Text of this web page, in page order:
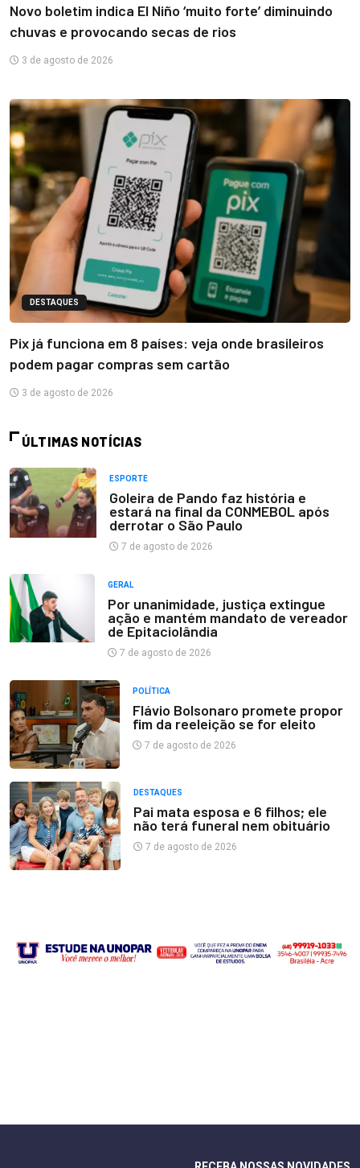
Novo boletim indica El Niño ‘muito forte’ diminuindo
chuvas e provocando secas de rios
3 de agosto de 2026
DESTAQUES
Pix já funciona em 8 países: veja onde brasileiros
podem pagar compras sem cartão
3 de agosto de 2026
ÚLTIMAS NOTÍCIAS
ESPORTE
Goleira de Pando faz história e
estará na final da CONMEBOL após
derrotar o São Paulo
7 de agosto de 2026
GERAL
Por unanimidade, justiça extingue
ação e mantém mandato de vereador
de Epitaciolândia
7 de agosto de 2026
POLÍTICA
Flávio Bolsonaro promete propor
fim da reeleição se for eleito
7 de agosto de 2026
DESTAQUES
Pai mata esposa e 6 filhos; ele
não terá funeral nem obituário
7 de agosto de 2026